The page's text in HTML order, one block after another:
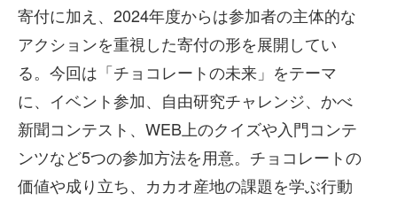
寄付に加え、2024年度からは参加者の主体的な
アクションを重視した寄付の形を展開してい
る。今回は「チョコレートの未来」をテーマ
に、イベント参加、自由研究チャレンジ、かべ
新聞コンテスト、WEB上のクイズや入門コンテ
ンツなど5つの参加方法を用意。チョコレートの
価値や成り立ち、カカオ産地の課題を学ぶ行動